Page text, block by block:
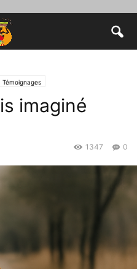
Témoignages
imaginé
0
1347